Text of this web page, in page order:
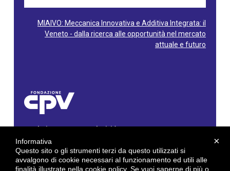
MIAIVO: Meccanica Innovativa e Additiva Integrata: il
Veneto - dalla ricerca alle opportunità nel mercato
attuale e futuro
Fondazione Centro Produttività Veneto
Via Gioacchino Rossini, 60 - 36100 Vicenza - Italy
Tel. 0444/960500 - Fax 0444/1932220
C.F. e P. IVA: 02429800242
×
Informativa
Questo sito o gli strumenti terzi da questo utilizzati si
avvalgono di cookie necessari al funzionamento ed utili alle
finalità illustrate nella cookie policy. Se vuoi saperne di più o